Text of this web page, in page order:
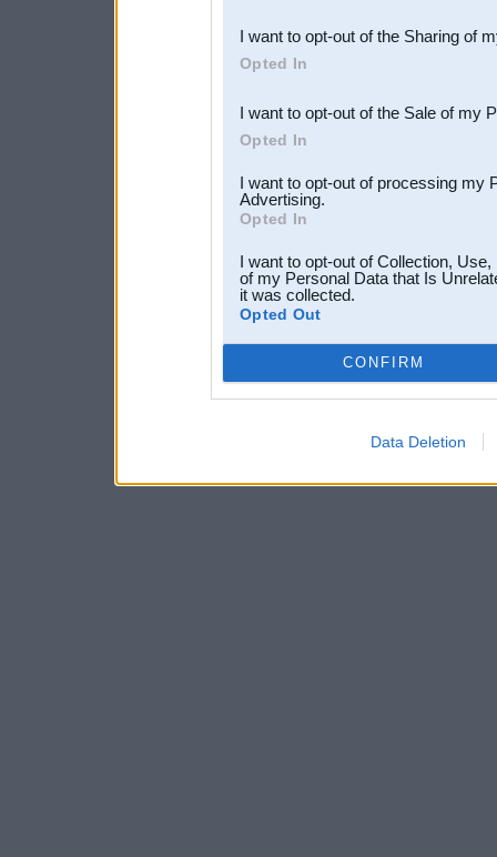
Downstream Participants
third parties.
I want to opt-out of the Sharing of
Opted In
I want to opt-out of the Sale of my
Opted In
I want to opt-out of processing my
Advertising.
Opted In
I want to opt-out of Collection,
of my Personal Data that Is
it was collected.
Opted Out
CONFIRM
Data Deletion